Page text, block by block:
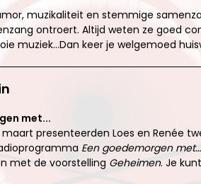
muzikaliteit en stemmige
ontroert. Altijd weten ze goed
muziek…Dan keer je welgemoed
met...
presenteerden Loes en Renée
Een goedemorgen met…
met de voorstelling Geheimen. Je